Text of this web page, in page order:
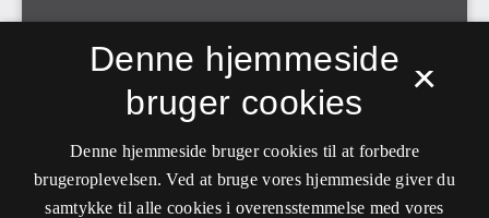
×
Denne hjemmeside
bruger cookies
Denne hjemmeside bruger cookies til at forbedre
brugeroplevelsen. Ved at bruge vores hjemmeside giver du
samtykke til alle cookies i overensstemmelse med vores